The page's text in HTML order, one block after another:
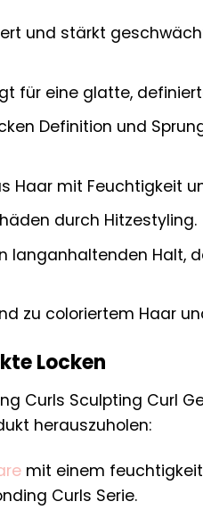
und stärkt
für eine glatte,
Definition und
Haar mit Feuchtigkeit
durch Hitzestyling.
langanhaltenden Halt,
zu coloriertem Haar
Locken
Curls Sculpting Curl
herauszuholen:
mit einem
Curls Serie.